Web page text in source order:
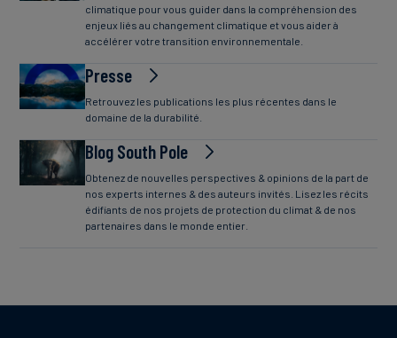
climatique pour vous guider dans la compréhension des
enjeux liés au changement climatique et vous aider à
accélérer votre transition environnementale.
Presse
Retrouvez les publications les plus récentes dans le
domaine de la durabilité.
Blog South Pole
Obtenez de nouvelles perspectives & opinions de la part de
nos experts internes & des auteurs invités. Lisez les récits
édifiants de nos projets de protection du climat & de nos
partenaires dans le monde entier.